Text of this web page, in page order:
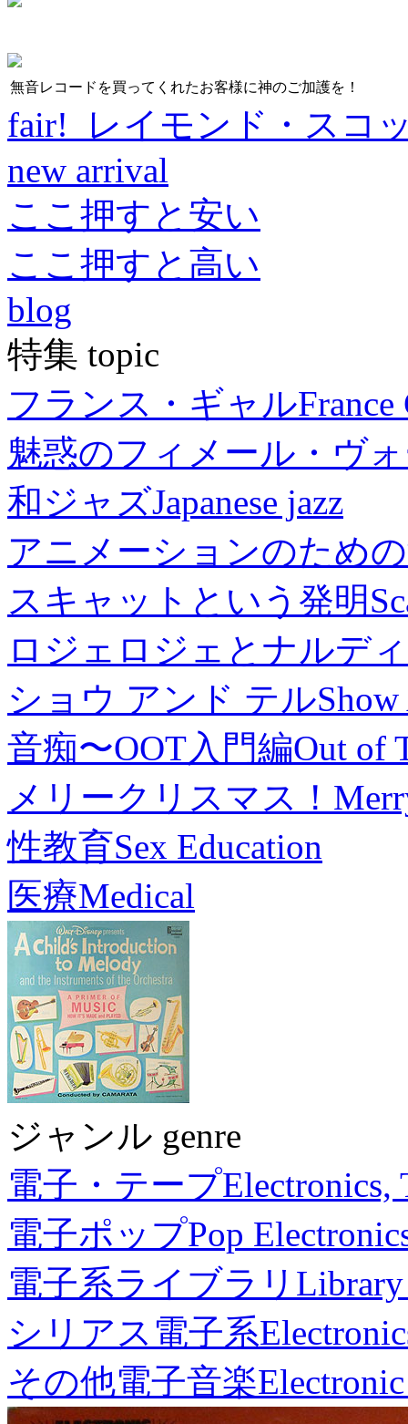
無音レコードを買ってくれたお客様に神のご加護を！
fair! レイモンド・スコ
new arrival
ここ押すと安い
ここ押すと高い
blog
特集 topic
フランス・ギャルFrance
魅惑のフィメール・ヴ
和ジャズJapanese jazz
アニメーションのため
スキャットという発明
ロジェロジェとナルデ
ショウ アンド テル
音痴〜OOT入門編Out of
メリークリスマス！
性教育Sex Education
医療Medical
ジャンル genre
電子・テープElectronics,
電子ポップPop
電子系ライブラリ
シリアス電子系
その他電子音楽